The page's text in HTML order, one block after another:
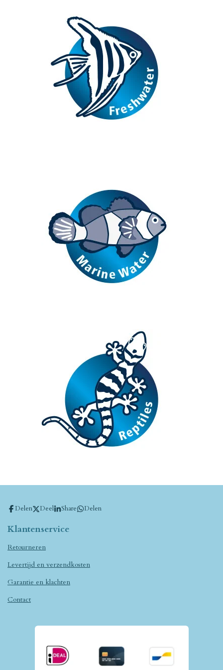
Delen Deel Share Delen
Klantenservice
Retourneren
Levertijd en verzendkosten
Garantie en klachten
Contact